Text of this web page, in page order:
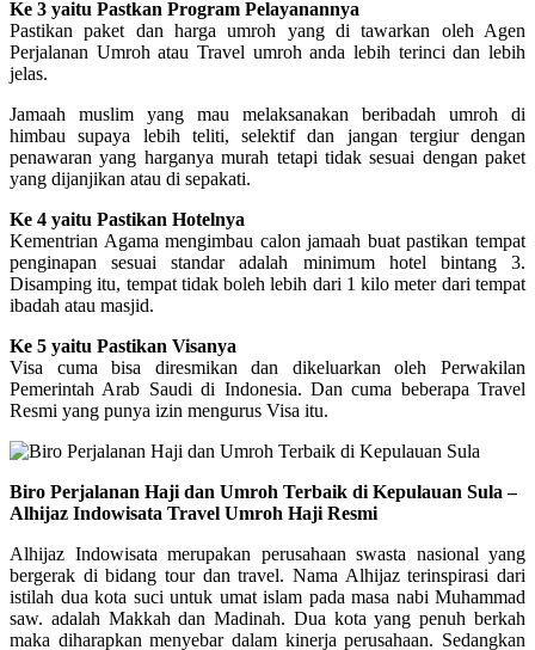
Ke 3 yaitu Pastkan Program Pelayanannya
Pastikan paket dan harga umroh yang di tawarkan oleh Agen
Perjalanan Umroh atau Travel umroh anda lebih terinci dan lebih
jelas.
Jamaah muslim yang mau melaksanakan beribadah umroh di
himbau supaya lebih teliti, selektif dan jangan tergiur dengan
penawaran yang harganya murah tetapi tidak sesuai dengan paket
yang dijanjikan atau di sepakati.
Ke 4 yaitu Pastikan Hotelnya
Kementrian Agama mengimbau calon jamaah buat pastikan tempat
penginapan sesuai standar adalah minimum hotel bintang 3.
Disamping itu, tempat tidak boleh lebih dari 1 kilo meter dari tempat
ibadah atau masjid.
Ke 5 yaitu Pastikan Visanya
Visa cuma bisa diresmikan dan dikeluarkan oleh Perwakilan
Pemerintah Arab Saudi di Indonesia. Dan cuma beberapa Travel
Resmi yang punya izin mengurus Visa itu.
Biro Perjalanan Haji dan Umroh Terbaik di Kepulauan Sula –
Alhijaz Indowisata Travel Umroh Haji Resmi
Alhijaz Indowisata merupakan perusahaan swasta nasional yang
bergerak di bidang tour dan travel. Nama Alhijaz terinspirasi dari
istilah dua kota suci untuk umat islam pada masa nabi Muhammad
saw. adalah Makkah dan Madinah. Dua kota yang penuh berkah
maka diharapkan menyebar dalam kinerja perusahaan. Sedangkan